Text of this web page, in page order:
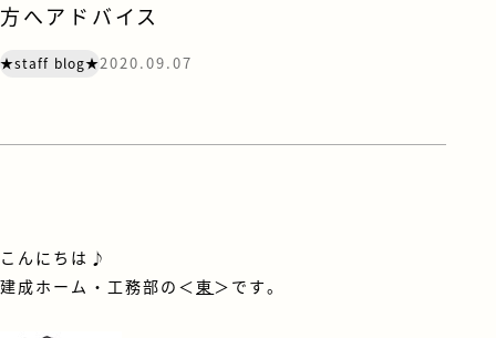
方へアドバイス
★staff blog★2020.09.07
こんにちは♪
建成ホーム・工務部の＜ 東＞です。